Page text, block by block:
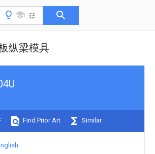
纵梁模具
Find Prior Art Similar